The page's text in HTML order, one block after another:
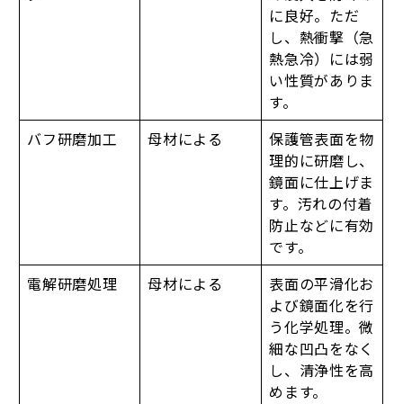
に良好。ただ
し、熱衝撃（急
熱急冷）には弱
い性質がありま
す。
バフ研磨加工
母材による
保護管表面を物
理的に研磨し、
鏡面に仕上げま
す。汚れの付着
防止などに有効
です。
電解研磨処理
母材による
表面の平滑化お
よび鏡面化を行
う化学処理。微
細な凹凸をなく
し、清浄性を高
めます。